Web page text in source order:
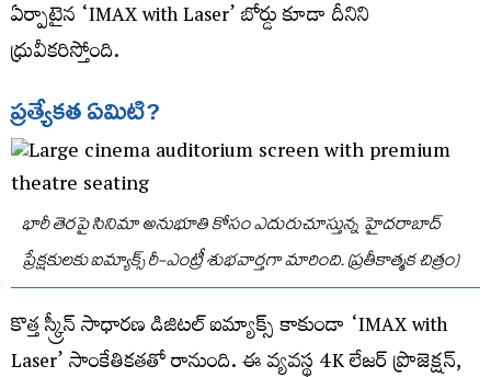
ఏర్పాటైన ‘IMAX with Laser’ బోర్డు కూడా దీనిని
ధ్రువీకరిస్తోంది.
ప్రత్యేకత ఏమిటి?
భారీ తెరపై సినిమా అనుభూతి కోసం ఎదురుచూస్తున్న హైదరాబాద్‌
ప్రేక్షకులకు ఐమ్యాక్స్‌ రీ-ఎంట్రీ శుభవార్తగా మారింది. (ప్రతీకాత్మక చిత్రం)
కొత్త స్క్రీన్‌ సాధారణ డిజిటల్‌ ఐమ్యాక్స్‌ కాకుండా ‘IMAX with
Laser’ సాంకేతికతతో రానుంది. ఈ వ్యవస్థ 4K లేజర్‌ ప్రొజెక్షన్‌,